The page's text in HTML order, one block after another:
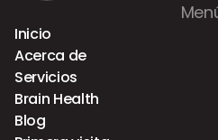
Inicio
Acerca de
Servicios
Brain Health
Blog